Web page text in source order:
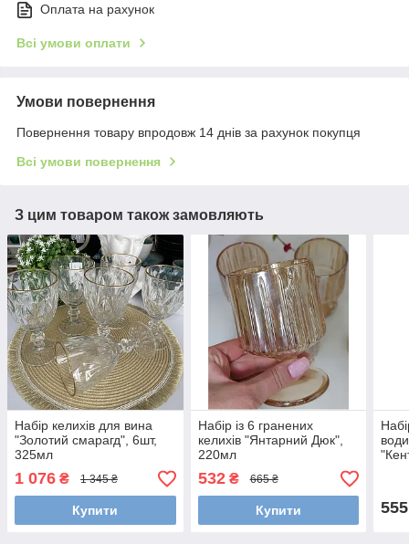
Оплата на рахунок
Всі умови оплати
Умови повернення
Повернення товару впродовж 14 днів за рахунок покупця
Всі умови повернення
З цим товаром також замовляють
Набір келихів для вина
"Золотий смарагд", 6шт,
325мл
1 076 ₴ 1 345 ₴
Купити
Набір із 6 гранених
келихів "Янтарний Дюк",
220мл
532₴ 665 ₴
Купити 555